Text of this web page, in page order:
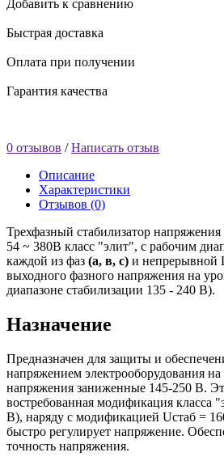
Добавить к сравнению
Быстрая доставка
Оплата при получении
Гарантия качества
0 отзывов /Написать отзыв
Описание
Характеристики
Отзывов (0)
Трехфазный стабилизатор
54 ~ 380В класс "элит", с рабочим
каждой из фаз (а, в, с) и
выходного фазного напряжения на
диапазоне стабилизации 135 - 240 В).
Назначение
Предназначен для защиты и
напряжением электрооборудования на
напряжения заниженные 145-250 В.
востребованная модификация класса
В), наряду с модификацией Uстаб =
быстро регулирует напряжение.
точность напряжения.